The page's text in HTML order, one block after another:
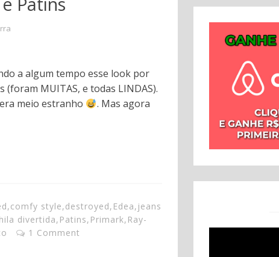
a algum tempo esse look por
MUITAS, e todas LINDAS).
meio estranho
. Mas agora
,comfy style,destroyed, Edea, jeans
divertida, Patins, Primark, Ray-
1 Comment